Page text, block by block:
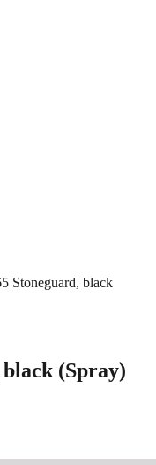
Stoneguard, black
(Spray)